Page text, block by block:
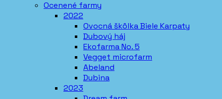
Ocenené farmy
2022
Ovocná škôlka Biele Karpaty
Dubový háj
Ekofarma No. 5
Vegget microfarm
Abeland
Dubina
2023